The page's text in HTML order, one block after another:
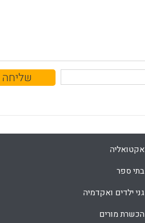
אקטואליה
בתי ספר
גני ילדים ואקדמיה
הכשרת מורים